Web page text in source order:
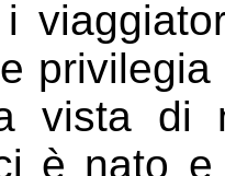
vista di
è nato